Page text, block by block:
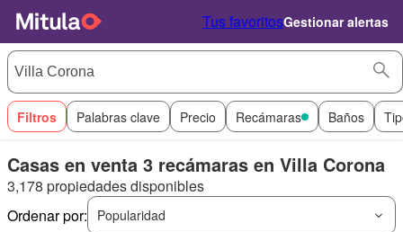
Tus favoritosGestionar alertas
Filtros Palabras clave Precio Recámaras Baños
Casas en venta 3 recámaras en Villa Corona
3,178 propiedades disponibles
Ordenar por:
Popularidad